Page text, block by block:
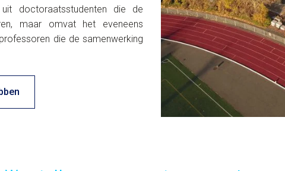
doctoraatsstudenten die de
maar omvat het eveneens
die de samenwerking